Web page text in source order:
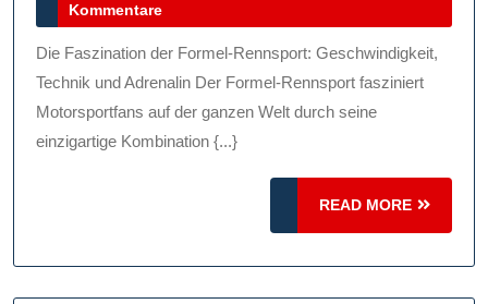
Technik
Und
2024
Kommentare
Die Faszination der Formel-Rennsport: Geschwindigkeit,
Technik und Adrenalin Der Formel-Rennsport fasziniert
Motorsportfans auf der ganzen Welt durch seine
einzigartige Kombination {...}
READ MORE
READ
MORE